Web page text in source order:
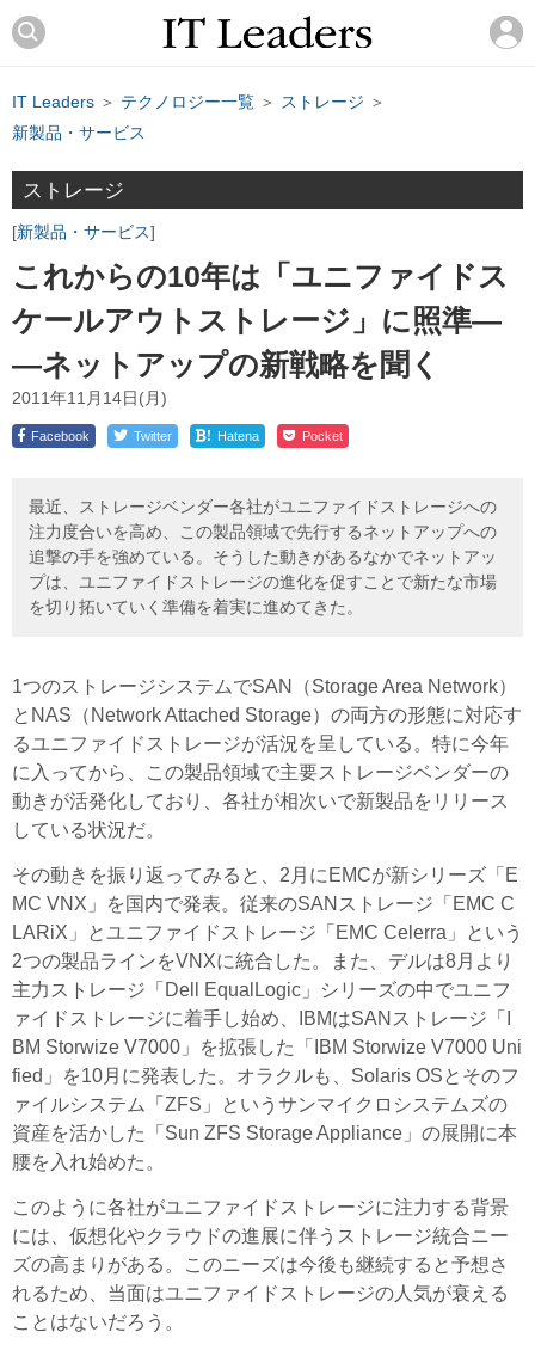
IT Leaders ＞ テクノロジー一覧 ＞ ストレージ ＞
新製品・サービス
ストレージ
新製品・サービス
これからの10年は「ユニファイドス
ケールアウトストレージ」に照準―
―ネットアップの新戦略を聞く
2011年11月14日(月)
Facebook Twitter ! Hatena Pocket
最近、ストレージベンダー各社がユニファイドストレージへの
注力度合いを高め、この製品領域で先行するネットアップへの
追撃の手を強めている。そうした動きがあるなかでネットアッ
プは、ユニファイドストレージの進化を促すことで新たな市場
を切り拓いていく準備を着実に進めてきた。
1つのストレージシステムでSAN（Storage Area Network）
とNAS（Network Attached Storage）の両方の形態に対応す
るユニファイドストレージが活況を呈している。特に今年
に入ってから、この製品領域で主要ストレージベンダーの
動きが活発化しており、各社が相次いで新製品をリリース
している状況だ。
その動きを振り返ってみると、2月にEMCが新シリーズ「E
MC VNX」を国内で発表。従来のSANストレージ「EMC C
LARiX」とユニファイドストレージ「EMC Celerra」という
2つの製品ラインをVNXに統合した。また、デルは8月より
主力ストレージ「Dell EqualLogic」シリーズの中でユニフ
ァイドストレージに着手し始め、IBMはSANストレージ「I
BM Storwize V7000」を拡張した「IBM Storwize V7000 Uni
fied」を10月に発表した。オラクルも、Solaris OSとそのフ
ァイルシステム「ZFS」というサンマイクロシステムズの
資産を活かした「Sun ZFS Storage Appliance」の展開に本
腰を入れ始めた。
このように各社がユニファイドストレージに注力する背景
には、仮想化やクラウドの進展に伴うストレージ統合ニー
ズの高まりがある。このニーズは今後も継続すると予想さ
れるため、当面はユニファイドストレージの人気が衰える
ことはないだろう。